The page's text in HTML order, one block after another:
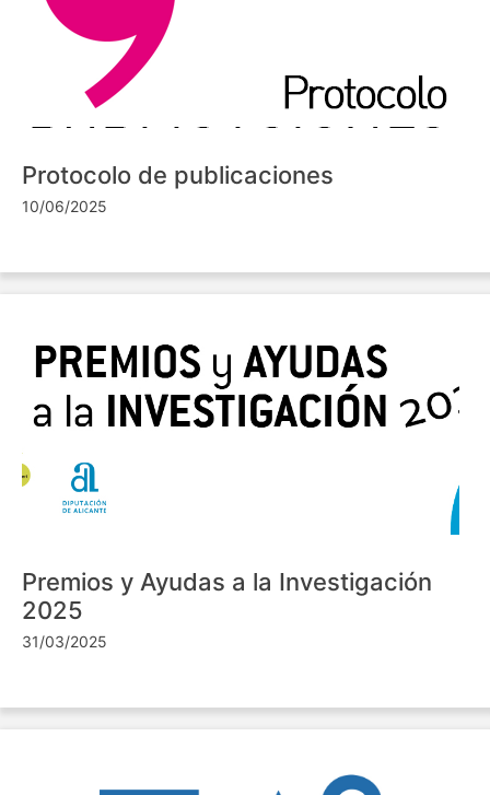
Protocolo de publicaciones
10/06/2025
Premios y Ayudas a la Investigación
2025
31/03/2025